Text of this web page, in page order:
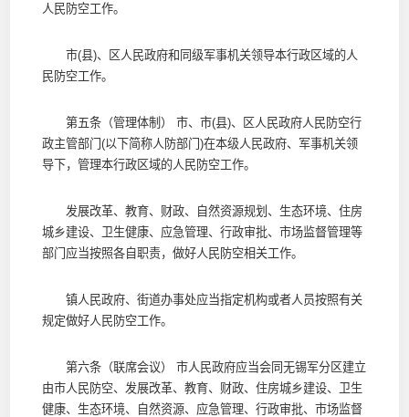
人民防空工作。
市(县)、区人民政府和同级军事机关领导本行政区域的人
民防空工作。
第五条（管理体制） 市、市(县)、区人民政府人民防空行
政主管部门(以下简称人防部门)在本级人民政府、军事机关领
导下，管理本行政区域的人民防空工作。
发展改革、教育、财政、自然资源规划、生态环境、住房
城乡建设、卫生健康、应急管理、行政审批、市场监督管理等
部门应当按照各自职责，做好人民防空相关工作。
镇人民政府、街道办事处应当指定机构或者人员按照有关
规定做好人民防空工作。
第六条（联席会议） 市人民政府应当会同无锡军分区建立
由市人民防空、发展改革、教育、财政、住房城乡建设、卫生
健康、生态环境、自然资源、应急管理、行政审批、市场监督